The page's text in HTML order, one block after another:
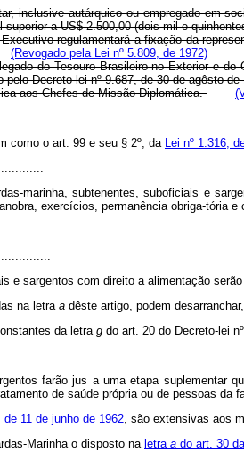
inclusive autárquico ou empregado em
superior a US$ 2.500,00 (dois mil e
regulamentará a fixação da
(Revogado pela Lei nº 5.809, de 1972)
do Tesouro Brasileiro no Exterior e
pelo Decreto-lei nº 9.687, de 30 de agôsto
aos Chefes de Missão Diplomática.
como o art. 99 e seu § 2º, da Lei nº 1.316,
marinha, subtenentes, suboficiais e
exercícios, permanência obriga-tória e
e sargentos com direito a alimentação
na letra a dêste artigo, podem
da letra g do art. 20 do Decreto-lei
farão jus a uma etapa suplementar
de saúde própria ou de pessoas da
11 de junho de 1962, são extensivas aos
Marinha o disposto na letra a do art. 30